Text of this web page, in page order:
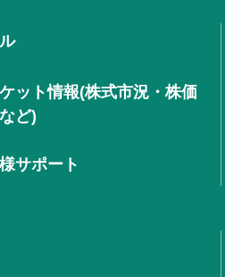
ット情報(株式市況・株価
ど)
サポート